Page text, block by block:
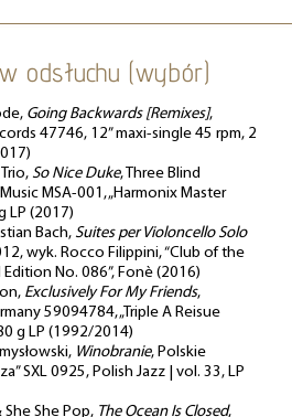
odsłuchu (wybór)
Going Backwards [Remixes],
47746, 12” maxi-single 45 rpm, 2
So Nice Duke, Three Blind
MSA-001, „Harmonix Master
LP (2017)
Bach, Suites per Violoncello Solo
wyk. Rocco Filippini, “Club of the
No. 086”, Fonè (2016)
Exclusively For My Friends,
59094784, „Triple A Reisue
g LP (1992/2014)
Winobranie, Polskie
SXL 0925, Polish Jazz | vol. 33, LP
She Pop, The Ocean Is Closed,